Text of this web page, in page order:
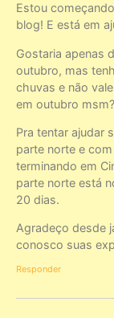
Estou
blog! E está em
Gostaria apenas
outubro, mas
chuvas e não
em outubro msm?
Pra tentar ajudar
parte norte e
terminando em
parte norte está
20 dias.
Agradeço desde
conosco suas
Responder